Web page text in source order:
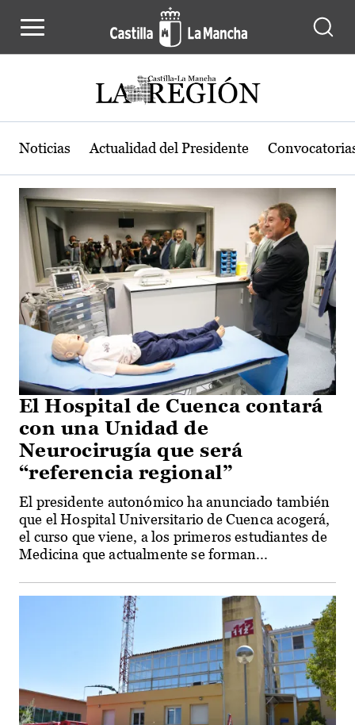
Actualidad de la región de Castilla-
Noticias Actualidad del Presidente
El Hospital de Cuenca contará
con una Unidad de
Neurocirugía que será
“referencia regional”
El presidente autonómico ha anunciado también
que el Hospital Universitario de Cuenca acogerá,
el curso que viene, a los primeros estudiantes de
Medicina que actualmente se forman...